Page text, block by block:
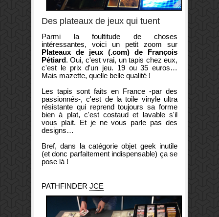
Des plateaux de jeux qui tuent
Parmi la foultitude de choses
intéressantes, voici un petit zoom sur
Plateaux de jeux (.com) de François
Pétiard. Oui, c'est vrai, un tapis chez eux,
c'est le prix d'un jeu. 19 ou 35 euros…
Mais mazette, quelle belle qualité !
Les tapis sont faits en France -par des
passionnés-, c'est de la toile vinyle ultra
résistante qui reprend toujours sa forme
bien à plat, c'est costaud et lavable s'il
vous plait. Et je ne vous parle pas des
designs…
Bref, dans la catégorie objet geek inutile
(et donc parfaitement indispensable) ça se
pose là !
PATHFINDER JCE